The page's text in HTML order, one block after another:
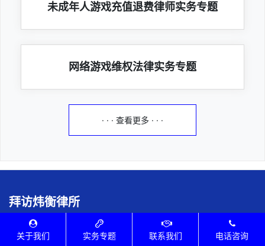
未成年人游戏充值退费律师实务专题
网络游戏维权法律实务专题
· · · 查看更多 · · ·
拜访炜衡律所
律所执业证号：24403200511032007
地址：广东省深圳市南山区科发路19号华润置地大厦D座19楼
关于我们 实务专题 联系我们 电话咨询